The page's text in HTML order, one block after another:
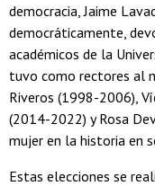
democracia, Jaime
democráticamente,
académicos de la
tuvo como rectores al
Riveros (1998-2006),
(2014-2022) y Rosa
mujer en la historia en
Estas elecciones se